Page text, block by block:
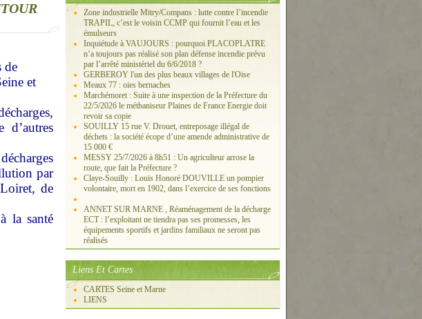
de
et
par
de
la santé
Zone industrielle Mitry/Compans : lutte contre l’incendie
TRAPIL, c’est le voisin CCMP qui fournit l’eau et les
émulseurs
Inquiétude à VAUJOURS : pourquoi PLACOPLATRE
n’a toujours pas réalisé son plan défense incendie prévu
par l’arrêté ministériel du 6/6/2018 ?
GERBEROY l'un des plus beaux villages de l'Oise
Meaux 77 : oies bernaches
Marchémoret : Suite à une inspection de la Préfecture du
22/5/2026 le méthaniseur Plaines de France Energie doit
revoir sa copie
SOUILLY 15 rue V. Drouet, entreposage illégal de
déchets : la société écope d’une amende administrative de
15 000 €
MESSY 25/7/2026 à 8h51 : Un agriculteur arrose la
route, que fait la Préfecture ?
Claye-Souilly : Louis Honoré DOUVILLE un pompier
volontaire, mort en 1902, dans l’exercice de ses fonctions
ANNET SUR MARNE , Réaménagement de la décharge
ECT : l’exploitant ne tiendra pas ses promesses, les
équipements sportifs et jardins familiaux ne seront pas
réalisés
Liens Et Cartes
CARTES Seine et Marne
LIENS